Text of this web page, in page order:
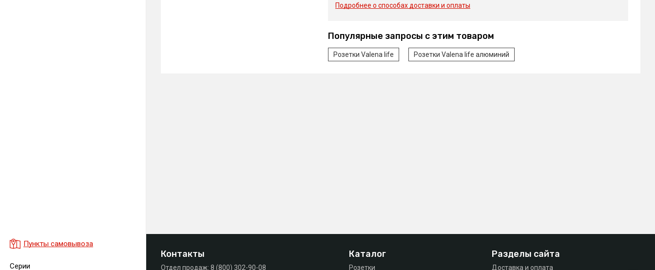
Пункты самовывоза
Серии
Подробнее о способах доставки и оплаты
Популярные запросы с этим товаром
Розетки Valena life Розетки Valena life алюминий
Контакты
Отдел продаж: 8 (800) 302-90-08
Каталог
Розетки
Разделы сайта
Доставка и оплата